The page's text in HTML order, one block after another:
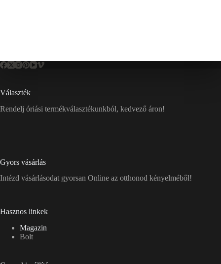
Választék
Rendelj óriási termékválasztékunkból, kedvező áron!
Gyors vásárlás
Intézd vásárlásodat gyorsan Online az otthonod kényelméből!
Hasznos linkek
Magazin
Bolt